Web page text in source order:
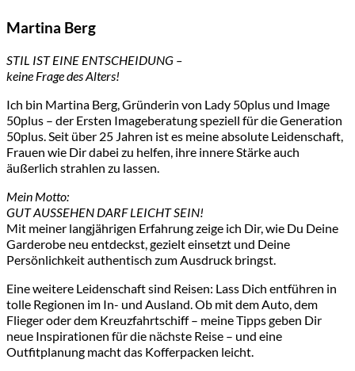
Martina Berg
STIL IST EINE ENTSCHEIDUNG –
keine Frage des Alters!
Ich bin Martina Berg, Gründerin von Lady 50plus und Image
50plus – der Ersten Imageberatung speziell für die Generation
50plus. Seit über 25 Jahren ist es meine absolute Leidenschaft,
Frauen wie Dir dabei zu helfen, ihre innere Stärke auch
äußerlich strahlen zu lassen.
Mein Motto:
GUT AUSSEHEN DARF LEICHT SEIN!
Mit meiner langjährigen Erfahrung zeige ich Dir, wie Du Deine
Garderobe neu entdeckst, gezielt einsetzt und Deine
Persönlichkeit authentisch zum Ausdruck bringst.
Eine weitere Leidenschaft sind Reisen: Lass Dich entführen in
tolle Regionen im In- und Ausland. Ob mit dem Auto, dem
Flieger oder dem Kreuzfahrtschiff – meine Tipps geben Dir
neue Inspirationen für die nächste Reise – und eine
Outfitplanung macht das Kofferpacken leicht.